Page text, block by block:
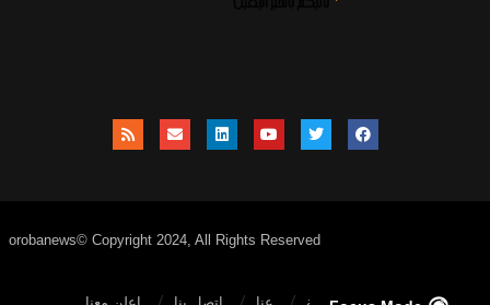
orobanews© Copyright 2024, All Rights Reserved